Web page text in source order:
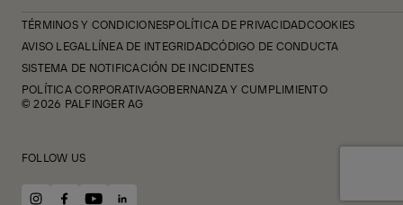
TÉRMINOS Y CONDICIONESPOLÍTICA DE PRIVACIDADCOOKIES
AVISO LEGAL LÍNEA DE INTEGRIDADCÓDIGO DE CONDUCTA
SISTEMA DE NOTIFICACIÓN DE INCIDENTES
POLÍTICA CORPORATIVAGOBERNANZA Y CUMPLIMIENTO
© 2026 PALFINGER AG
FOLLOW US